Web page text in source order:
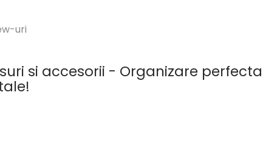
uri
si accesorii - Organizare perfecta